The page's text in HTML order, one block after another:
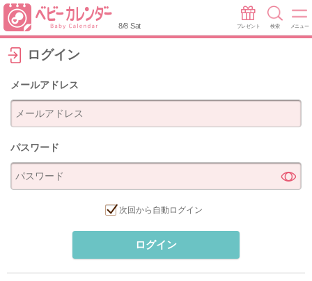
8/8 Sat プレゼント 検索 メニュー
ログイン
メールアドレス
パスワード
次回から自動ログイン
ログイン